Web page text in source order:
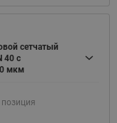
сетчатый
40 c
мкм